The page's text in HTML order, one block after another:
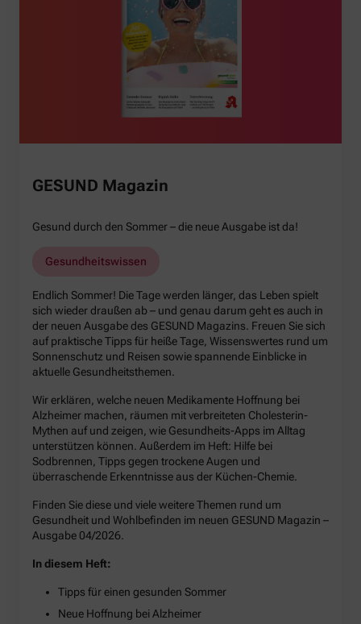
GESUND Magazin
Gesund durch den Sommer – die neue Ausgabe ist da!
Gesundheitswissen
Endlich Sommer! Die Tage werden länger, das Leben spielt
sich wieder draußen ab – und genau darum geht es auch in
der neuen Ausgabe des GESUND Magazins. Freuen Sie sich
auf praktische Tipps für heiße Tage, Wissenswertes rund um
Sonnenschutz und Reisen sowie spannende Einblicke in
aktuelle Gesundheitsthemen.
Wir erklären, welche neuen Medikamente Hoffnung bei
Alzheimer machen, räumen mit verbreiteten Cholesterin-
Mythen auf und zeigen, wie Gesundheits-Apps im Alltag
unterstützen können. Außerdem im Heft: Hilfe bei
Sodbrennen, Tipps gegen trockene Augen und
überraschende Erkenntnisse aus der Küchen-Chemie.
Finden Sie diese und viele weitere Themen rund um
Gesundheit und Wohlbefinden im neuen GESUND Magazin –
Ausgabe 04/2026.
In diesem Heft:
Tipps für einen gesunden Sommer
Neue Hoffnung bei Alzheimer